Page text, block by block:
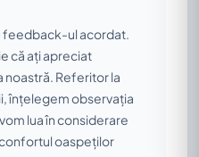
feedback-ul acordat.
că ați apreciat
noastră. Referitor la
înțelegem observația
lua în considerare
oaspeților